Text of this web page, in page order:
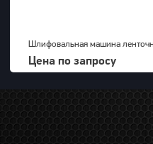
Шлифовальная машина
KAWASAKI KPT-520
Цена по запросу